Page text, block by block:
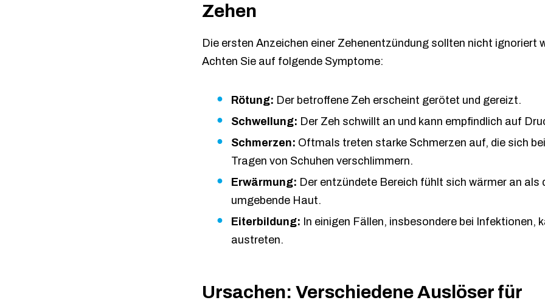
Zehen
Die ersten Anzeichen einer Zehenentzündung sollten nicht ignoriert
Achten Sie auf folgende Symptome:
Rötung: Der betroffene Zeh erscheint gerötet und gereizt.
Schwellung: Der Zeh schwillt an und kann empfindlich auf
Schmerzen: Oftmals treten starke Schmerzen auf, die sich
Tragen von Schuhen verschlimmern.
Erwärmung: Der entzündete Bereich fühlt sich wärmer an als
umgebende Haut.
Eiterbildung: In einigen Fällen, insbesondere bei Infektionen,
austreten.
Ursachen: Verschiedene Auslöser für